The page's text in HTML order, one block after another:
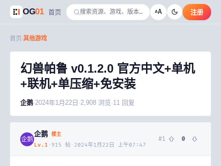
OG01 首页 AA 注册
首页 其他游戏
幻兽帕鲁 v0.1.2.0 官方中文+单机
+联机+单压缩+免安装
企鹅·2024年1月22日 ·2,908 浏览·11 回复
企鹅
企鹅 楼主
Lv. 1 · 915 帖 · 2024年1月22日 上午07:47
#1 0